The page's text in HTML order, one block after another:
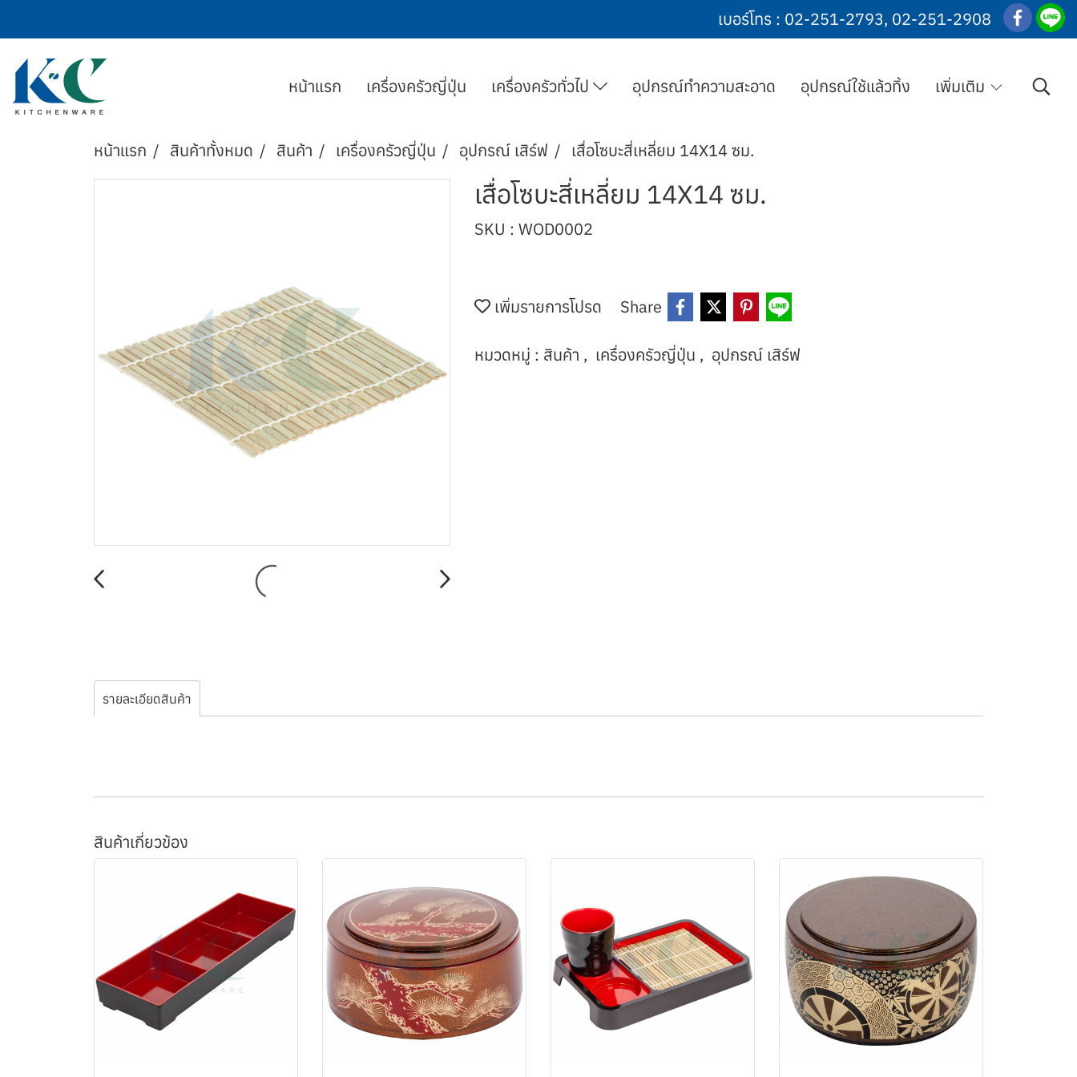
เบอร์โทร : 02-251-2793, 02-251-2908
หน้าแรก เครื่องครัวญี่ปุ่น เครื่องครัวทั่วไป อุปกรณ์ทำความสะอาด อุปกรณ์ใช้แล้วทิ้ง เพิ่มเติม
หน้าแรก สินค้าทั้งหมด สินค้า เครื่องครัวญี่ปุ่น อุปกรณ์ เสิร์ฟ เสื่อโซบะสี่เหลี่ยม 14X14 ซม.
เสื่อโซบะสี่เหลี่ยม 14X14 ซม.
SKU : WOD0002
เพิ่มรายการโปรด Share
หมวดหมู่ : สินค้า , เครื่องครัวญี่ปุ่น , อุปกรณ์ เสิร์ฟ
รายละเอียดสินค้า
สินค้าเกี่ยวข้อง